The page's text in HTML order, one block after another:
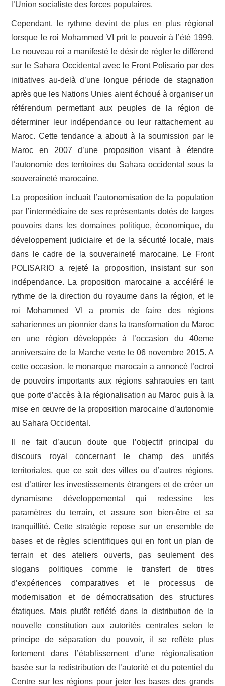
l’Union socialiste des forces populaires.
Cependant, le rythme devint de plus en plus régional
lorsque le roi Mohammed VI prit le pouvoir à l’été 1999.
Le nouveau roi a manifesté le désir de régler le différend
sur le Sahara Occidental avec le Front Polisario par des
initiatives au-delà d’une longue période de stagnation
après que les Nations Unies aient échoué à organiser un
référendum permettant aux peuples de la région de
déterminer leur indépendance ou leur rattachement au
Maroc. Cette tendance a abouti à la soumission par le
Maroc en 2007 d’une proposition visant à étendre
l’autonomie des territoires du Sahara occidental sous la
souveraineté marocaine.
La proposition incluait l’autonomisation de la population
par l’intermédiaire de ses représentants dotés de larges
pouvoirs dans les domaines politique, économique, du
développement judiciaire et de la sécurité locale, mais
dans le cadre de la souveraineté marocaine. Le Front
POLISARIO a rejeté la proposition, insistant sur son
indépendance. La proposition marocaine a accéléré le
rythme de la direction du royaume dans la région, et le
roi Mohammed VI a promis de faire des régions
sahariennes un pionnier dans la transformation du Maroc
en une région développée à l’occasion du 40eme
anniversaire de la Marche verte le 06 novembre 2015. A
cette occasion, le monarque marocain a annoncé l’octroi
de pouvoirs importants aux régions sahraouies en tant
que porte d’accès à la régionalisation au Maroc puis à la
mise en œuvre de la proposition marocaine d’autonomie
au Sahara Occidental.
Il ne fait d’aucun doute que l’objectif principal du
discours royal concernant le champ des unités
territoriales, que ce soit des villes ou d’autres régions,
est d’attirer les investissements étrangers et de créer un
dynamisme développemental qui redessine les
paramètres du terrain, et assure son bien-être et sa
tranquillité. Cette stratégie repose sur un ensemble de
bases et de règles scientifiques qui en font un plan de
terrain et des ateliers ouverts, pas seulement des
slogans politiques comme le transfert de titres
d’expériences comparatives et le processus de
modernisation et de démocratisation des structures
étatiques. Mais plutôt reflété dans la distribution de la
nouvelle constitution aux autorités centrales selon le
principe de séparation du pouvoir, il se reflète plus
fortement dans l’établissement d’une régionalisation
basée sur la redistribution de l’autorité et du potentiel du
Centre sur les régions pour jeter les bases des grands